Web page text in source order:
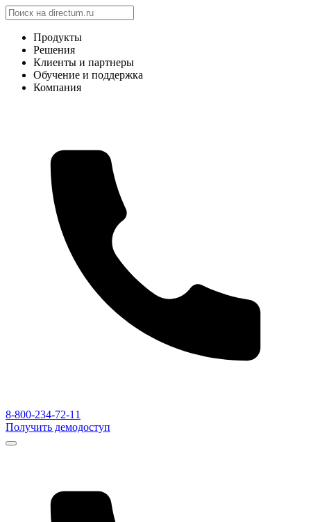
Продукты
Решения
Клиенты и партнеры
Обучение и поддержка
Компания
8-800-234-72-11
Получить демодоступ